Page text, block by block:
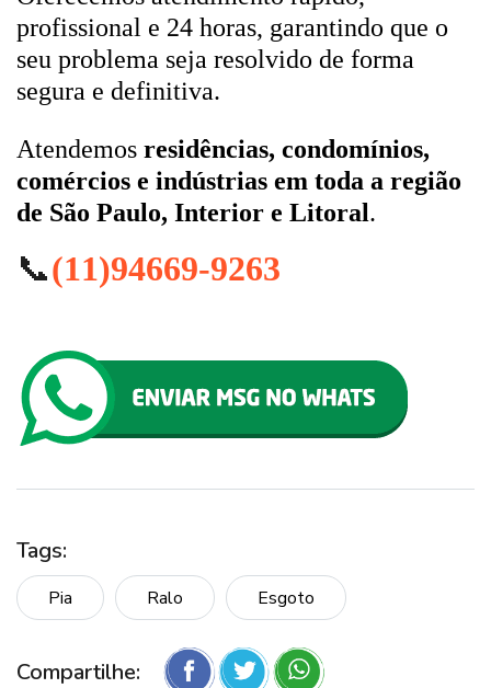
profissional e 24 horas, garantindo que o
seu problema seja resolvido de forma
segura e definitiva.
Atendemos residências, condomínios,
comércios e indústrias em toda a região
de São Paulo, Interior e Litoral.
📞(11)94669-9263
Tags:
Pia Ralo Esgoto
Compartilhe: